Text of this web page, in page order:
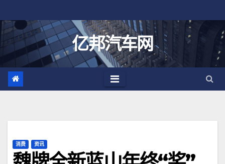
至
亿邦汽车网
消费 资讯